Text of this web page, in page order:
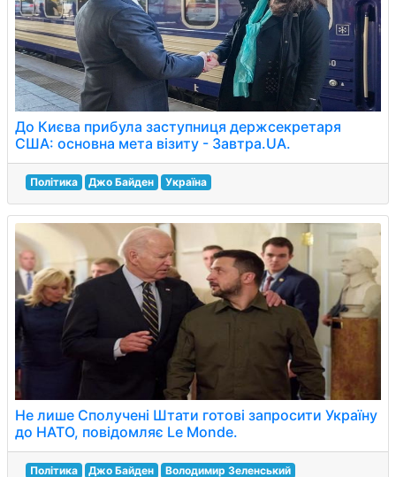
До Києва прибула заступниця держсекретаря
США: основна мета візиту - Завтра.UA.
Політика Джо Байден Україна
Не лише Сполучені Штати готові запросити Україну
до НАТО, повідомляє Le Monde.
Політика Джо Байден Володимир Зеленський